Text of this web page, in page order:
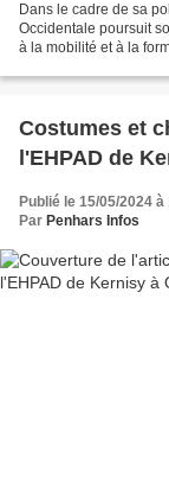
Dans le cadre de sa
Occidentale poursuit
à la mobilité et à la
Costumes et
l'EHPAD de
Publié le 15/05/2024 à
Par Penhars Infos